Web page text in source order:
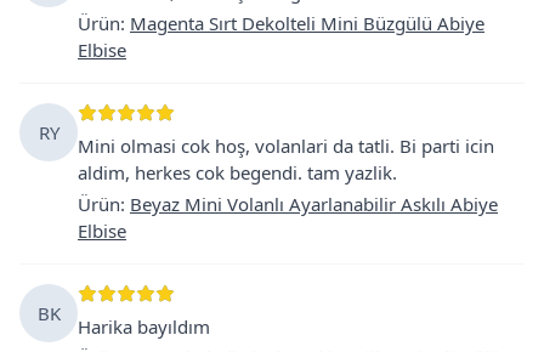
Ürün: Magenta Sırt Dekolteli Mini Büzgülü Abiye
Elbise
RY
Mini olmasi cok hoş, volanlari da tatli. Bi parti icin
aldim, herkes cok begendi. tam yazlik.
Ürün: Beyaz Mini Volanlı Ayarlanabilir Askılı Abiye
Elbise
BK
Harika bayıldım